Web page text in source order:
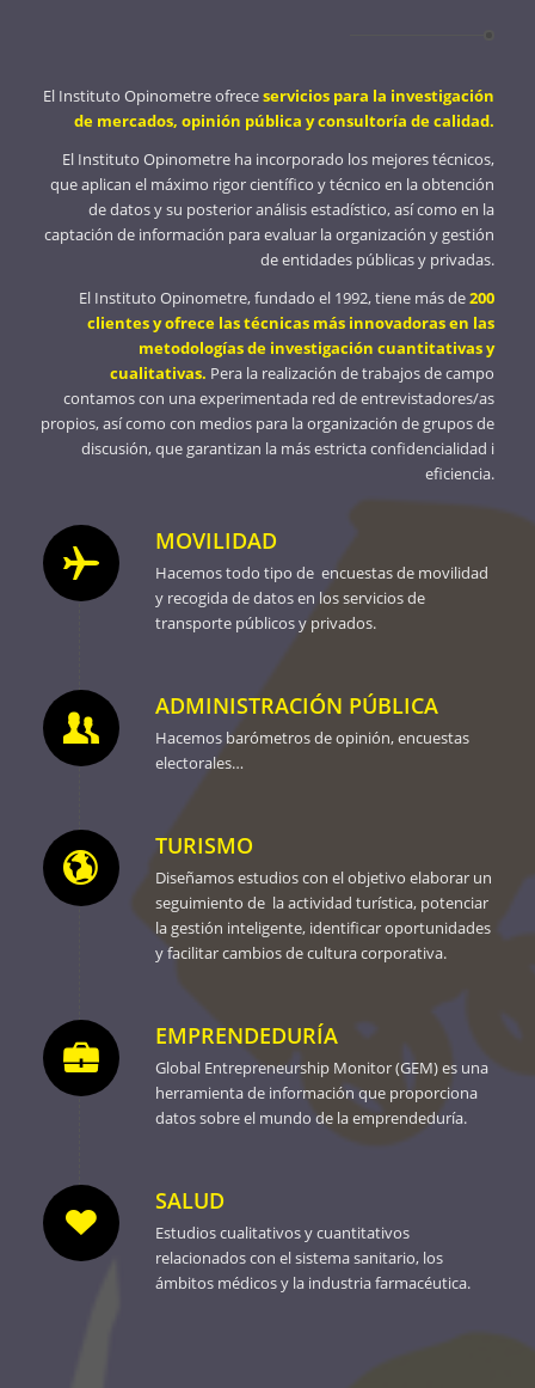
El Instituto Opinometre ofreceservicios para la investigación
de mercados, opinión pública y consultoría de calidad.
El Instituto Opinometre ha incorporado los mejores técnicos,
que aplican el máximo rigor científico y técnico en la obtención
de datos y su posterior análisis estadístico, así como en la
captación de información para evaluar la organización y gestión
de entidades públicas y privadas.
El Instituto Opinometre, fundado el 1992, tiene más de200
clientes y ofrece las técnicas más innovadoras en las
metodologías de investigación cuantitativas y
cualitativas. Pera la realización de trabajos de campo
contamos con una experimentada red de entrevistadores/as
propios, así como con medios para la organización de grupos de
discusión, que garantizan la más estricta confidencialidad i
eficiencia.
MOVILIDAD
Hacemos todo tipo de encuestas de movilidad
y recogida de datos en los servicios de
transporte públicos y privados.
ADMINISTRACIÓN PÚBLICA
Hacemos barómetros de opinión, encuestas
electorales…
TURISMO
Diseñamos estudios con el objetivo elaborar un
seguimiento de la actividad turística, potenciar
la gestión inteligente, identificar oportunidades
y facilitar cambios de cultura corporativa.
EMPRENDEDURÍA
Global Entrepreneurship Monitor (GEM) es una
herramienta de información que proporciona
datos sobre el mundo de la emprendeduría.
SALUD
Estudios cualitativos y cuantitativos
relacionados con el sistema sanitario, los
ámbitos médicos y la industria farmacéutica.